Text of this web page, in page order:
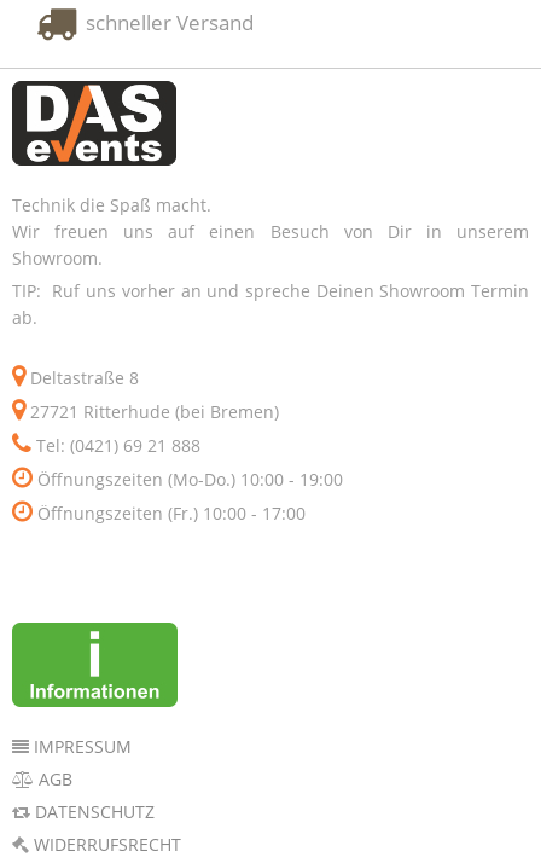
schneller Versand
Technik die Spaß macht.
Wir freuen uns auf einen Besuch von Dir in unserem
Showroom.
TIP: Ruf uns vorher an und spreche Deinen Showroom Termin
ab.
Deltastraße 8
27721 Ritterhude (bei Bremen)
Tel: (0421) 69 21 888
Öffnungszeiten (Mo-Do.) 10:00 - 19:00
Öffnungszeiten (Fr.) 10:00 - 17:00
IMPRESSUM
AGB
DATENSCHUTZ
WIDERRUFSRECHT